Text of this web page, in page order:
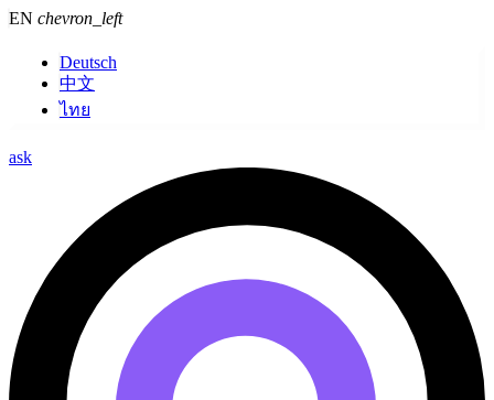
EN chevron_left
Deutsch
中文
ไทย
ask